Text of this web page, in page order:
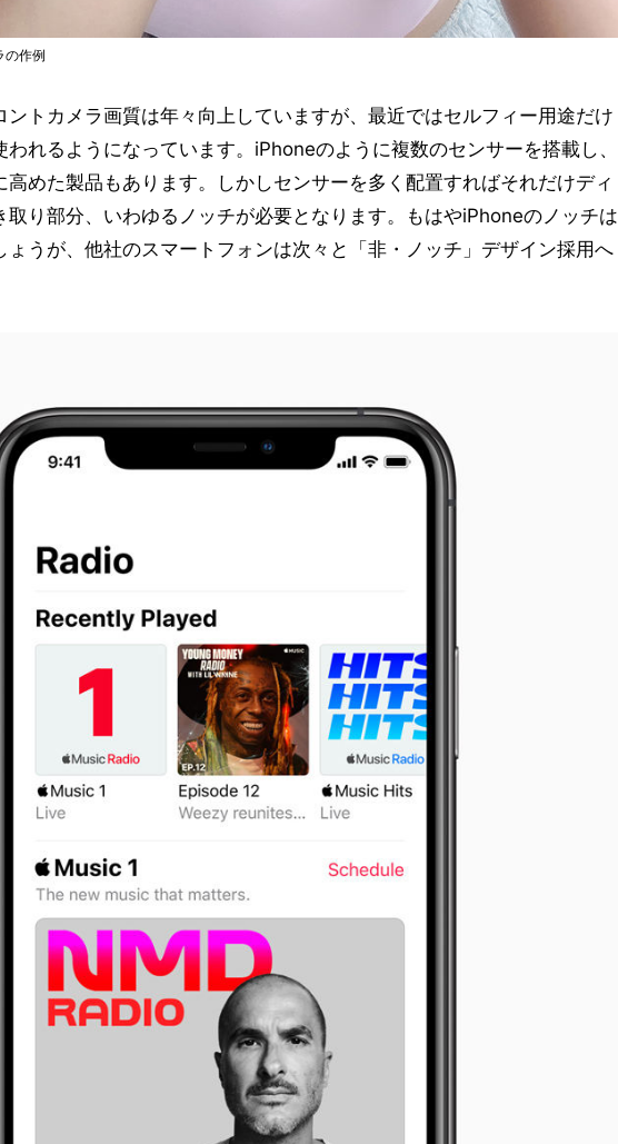
の作例
ントカメラ画質は年々向上していますが、最近ではセルフィー用途だけ
れるようになっています。iPhoneのように複数のセンサーを搭載し、
高めた製品もあります。しかしセンサーを多く配置すればそれだけディ
取り部分、いわゆるノッチが必要となります。もはやiPhoneのノッチは
ょうが、他社のスマートフォンは次々と「非・ノッチ」デザイン採用へ